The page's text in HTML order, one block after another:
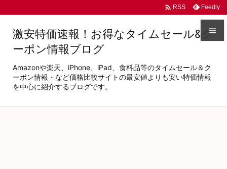



 RSS Feedly
激安特価速報！お得なタイムセール&ク
ーポン情報ブログ
Amazonや楽天、iPhone、iPad、食料品等のタイムセール＆ク
ーポン情報・など価格比較サイトの最安値よりも安い特価情報
を中心に紹介するブログです。